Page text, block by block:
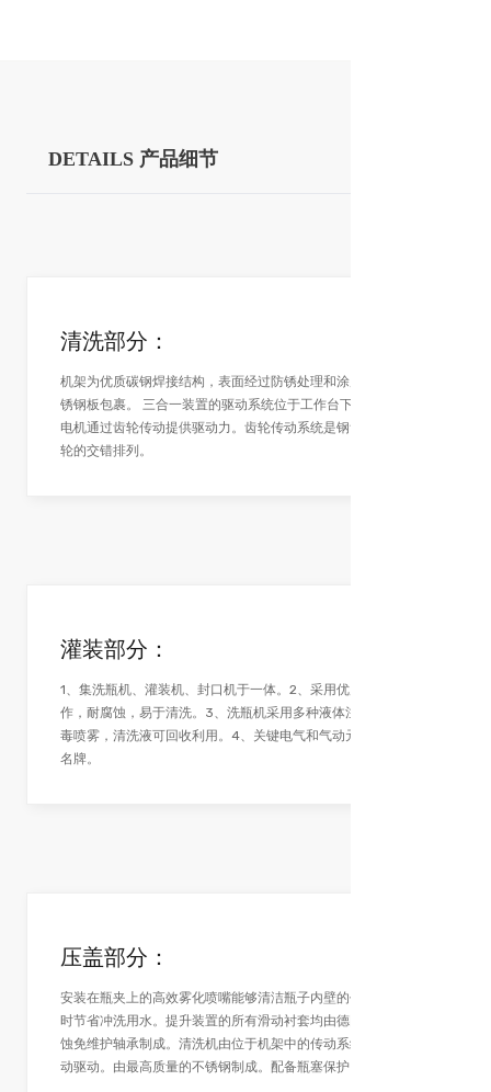
DETAILS 产品细节
清洗部分：
机架为优质碳钢焊接结构，表面经过防锈处理和涂层。机架用不
锈钢板包裹。 三合一装置的驱动系统位于工作台下方。一个主
电机通过齿轮传动提供驱动力。齿轮传动系统是钢齿轮和尼龙齿
轮的交错排列。
灌装部分：
1、集洗瓶机、灌装机、封口机于一体。2、采用优质不锈钢制
作，耐腐蚀，易于清洗。3、洗瓶机采用多种液体注射清洗和消
毒喷雾，清洗液可回收利用。4、关键电气和气动元件采用进口
名牌。
压盖部分：
安装在瓶夹上的高效雾化喷嘴能够清洁瓶子内壁的任何部分，同
时节省冲洗用水。提升装置的所有滑动衬套均由德国Igus的防腐
蚀免维护轴承制成。清洗机由位于机架中的传动系统通过齿轮传
动驱动。由最高质量的不锈钢制成。配备瓶塞保护。